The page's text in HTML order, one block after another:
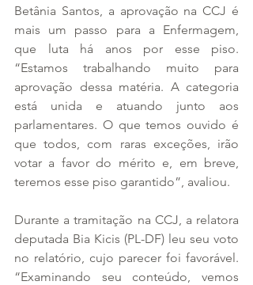
Betânia Santos, a aprovação na CCJ é
mais um passo para a Enfermagem,
que luta há anos por esse piso.
“Estamos trabalhando muito para
aprovação dessa matéria. A categoria
está unida e atuando junto aos
parlamentares. O que temos ouvido é
que todos, com raras exceções, irão
votar a favor do mérito e, em breve,
teremos esse piso garantido”, avaliou.
Durante a tramitação na CCJ, a relatora
deputada Bia Kicis (PL-DF) leu seu voto
no relatório, cujo parecer foi favorável.
“Examinando seu conteúdo, vemos